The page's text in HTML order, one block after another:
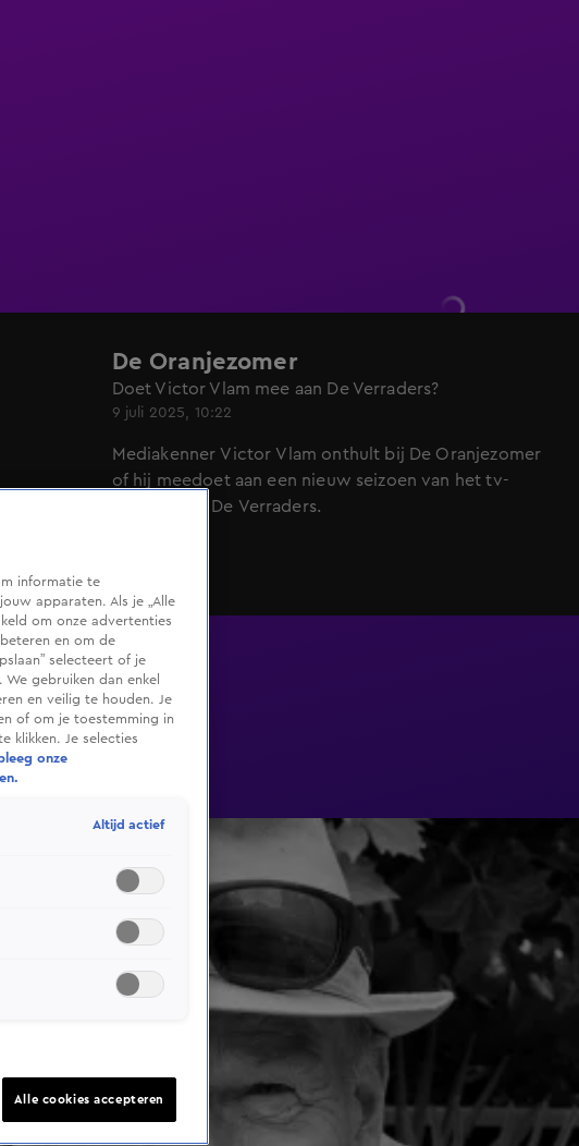
De Oranjezomer
Doet Victor Vlam mee aan De Verraders?
9 juli 2025, 10:22
Mediakenner Victor Vlam onthult bij De Oranjezomer
of hij meedoet aan een nieuw seizoen van het tv-
programma De Verraders.
informatie te
apparaten. Als je „Alle
om onze advertenties
en om de
selecteert of je
gebruiken dan enkel
en veilig te houden. Je
of om je toestemming in
klikken. Je selecties
onze
Altijd actief
Alle cookies accepteren